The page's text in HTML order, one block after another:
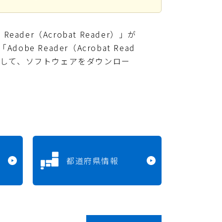
Reader（Acrobat Reader）」が
Adobe Reader（Acrobat Read
て、ソフトウェアをダウンロー
都道府県情報